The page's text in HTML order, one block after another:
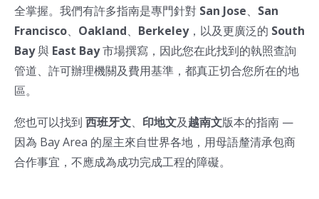
全掌握。我們有許多指南是專門針對 San Jose、 San
Francisco、 Oakland、 Berkeley，以及更廣泛的 South
Bay與 East Bay市場撰寫，因此您在此找到的執照查詢
管道、許可辦理機關及費用基準，都真正切合您所在的地
區。
您也可以找到 西班牙文、 印地文及越南文版本的指南 —
因為 Bay Area 的屋主來自世界各地，用母語釐清承包商
合作事宜，不應成為成功完成工程的障礙。